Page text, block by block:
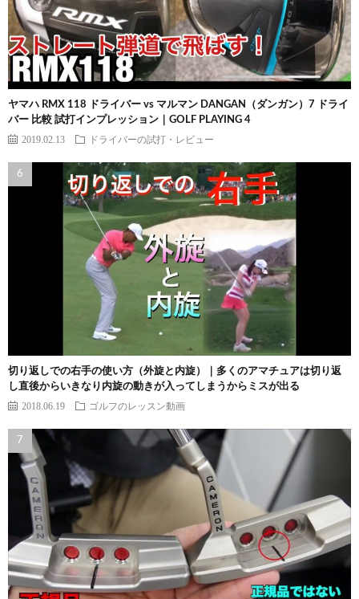
ヤマハ RMX 118 ドライバー vs マルマン DANGAN（ダンガン）7 ドライ
バー 比較 試打インプレッション｜GOLF PLAYING 4
2019.02.13 ドライバーの試打・レビュー
切り返しでの右手の使い方（外旋と内旋）｜多くのアマチュアは切り返
し直後からいきなり内旋の動きが入ってしまうからミスが出る
2018.06.19 ゴルフのレッスン動画